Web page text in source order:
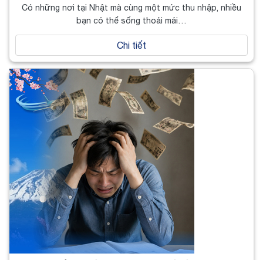
Có những nơi tại Nhật mà cùng một mức thu nhập, nhiều
bạn có thể sống thoải mái…
Chi tiết